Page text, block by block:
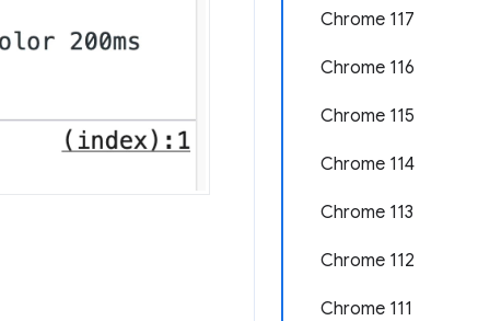
Chrome 117
Chrome 116
Chrome 115
Chrome 114
Chrome 113
Chrome 112
Chrome 111